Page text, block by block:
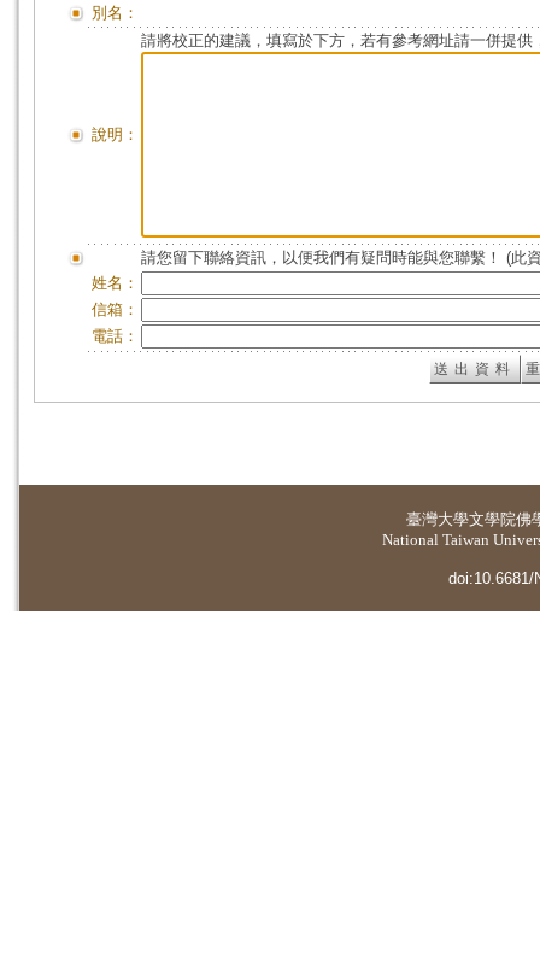
別名：
說明：
請將校正的建議，填寫於下方，若有參考網址請一併提供
請您留下聯絡資訊，以便我們有疑問時能與您聯繫！ (此
姓名：
信箱：
電話：
臺灣大學文學院佛
National Taiwan
doi:10.6681/